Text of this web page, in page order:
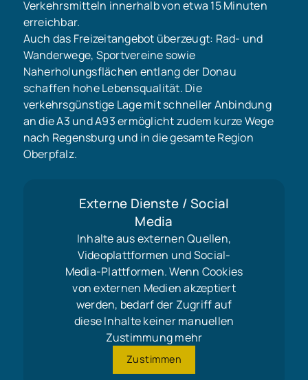
Verkehrsmitteln innerhalb von etwa 15 Minuten
erreichbar.
Auch das Freizeitangebot überzeugt: Rad- und
Wanderwege, Sportvereine sowie
Naherholungsflächen entlang der Donau
schaffen hohe Lebensqualität. Die
verkehrsgünstige Lage mit schneller Anbindung
an die A3 und A93 ermöglicht zudem kurze Wege
nach Regensburg und in die gesamte Region
Oberpfalz.
Externe Dienste / Social
Media
Inhalte aus externen Quellen,
Videoplattformen und Social-
Media-Plattformen. Wenn Cookies
von externen Medien akzeptiert
werden, bedarf der Zugriff auf
diese Inhalte keiner manuellen
Zustimmung mehr
Zustimmen